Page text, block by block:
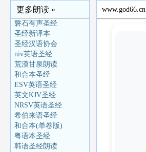
更多朗读 »
磐石有声圣经
圣经新译本
圣经汉语协会
niv英语圣经
荒漠甘泉朗读
和合本圣经
ESV英语圣经
英文KJV圣经
NRSV英语圣经
希伯来语圣经
和合本(单卷版)
粤语本圣经
韩语圣经朗读
www.god66.cn